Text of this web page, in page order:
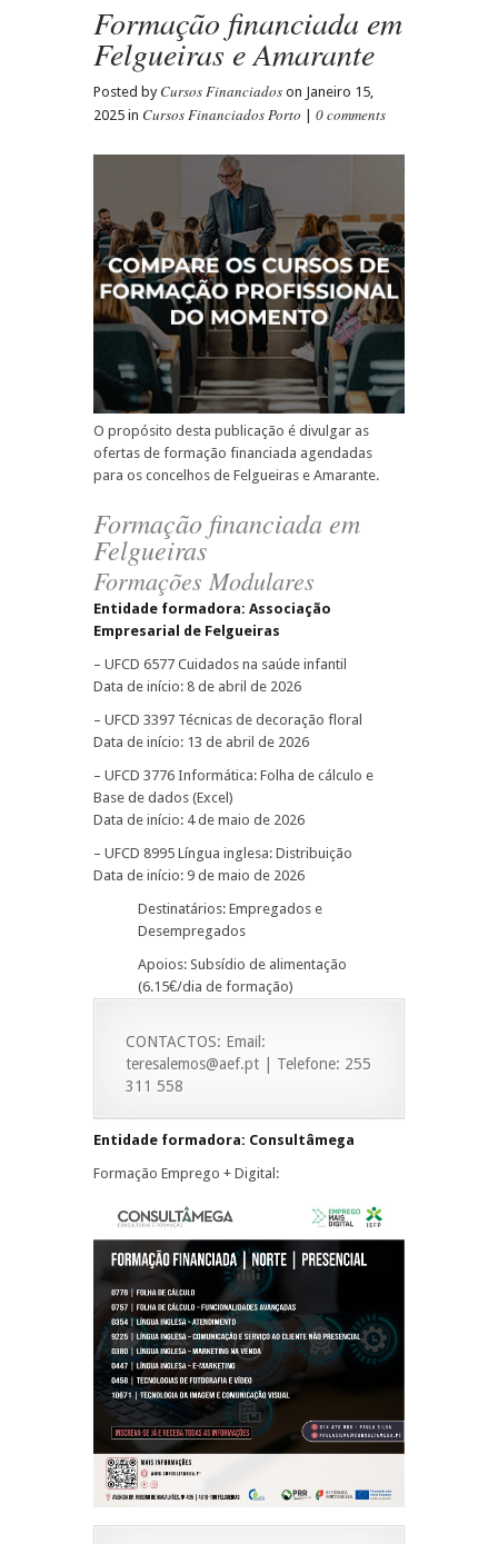
Formação financiada em
Felgueiras e Amarante
Posted by Cursos Financiados on Janeiro 15,
2025 in Cursos Financiados Porto 0 comments
O propósito desta publicação é divulgar as
ofertas de formação financiada agendadas
para os concelhos de Felgueiras e Amarante.
Formação financiada em
Felgueiras
Formações Modulares
Entidade formadora: Associação
Empresarial de Felgueiras
– UFCD 6577 Cuidados na saúde infantil
Data de início: 8 de abril de 2026
– UFCD 3397 Técnicas de decoração floral
Data de início: 13 de abril de 2026
– UFCD 3776 Informática: Folha de cálculo e
Base de dados (Excel)
Data de início: 4 de maio de 2026
– UFCD 8995 Língua inglesa: Distribuição
Data de início: 9 de maio de 2026
Destinatários: Empregados e
Desempregados
Apoios: Subsídio de alimentação
(6.15€/dia de formação)
CONTACTOS: Email:
teresalemos@aef.pt | Telefone: 255
311 558
Entidade formadora: Consultâmega
Formação Emprego + Digital: